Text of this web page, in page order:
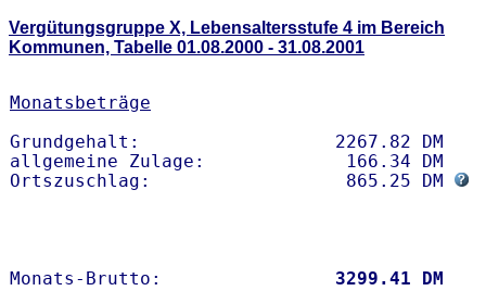
Vergütungsgruppe X, Lebensaltersstufe 4 im Bereich
Kommunen, Tabelle 01.08.2000 - 31.08.2001
Monatsbeträge
Grundgehalt:                  2267.82 DM
allgemeine Zulage:             166.34 DM
Ortszuschlag:                  865.25 DM
Monats-Brutto: 3299.41 DM